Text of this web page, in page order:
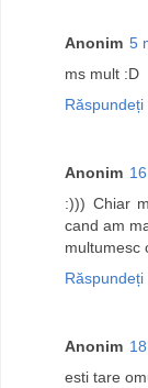
Anonim 5
ms mult :D
Răspundeți
Anonim
:))) Chiar
cand am
multumesc
Răspundeți
Anonim
esti tare